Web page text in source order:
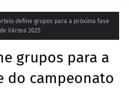
define grupos para a próxima fase
Várzea 2025
grupos para a
do campeonato